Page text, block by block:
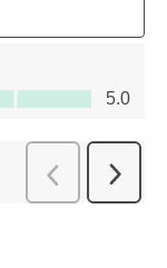
5.0
Zurück
Weiter